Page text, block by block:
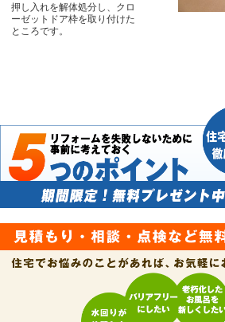
押し入れを解体処分し、クロ
ーゼットドア枠を取り付けた
ところです。